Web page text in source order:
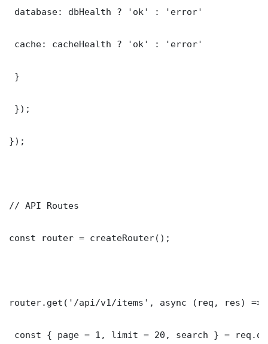
database: dbHealth ? 'ok' : 'error'
cache: cacheHealth ? 'ok' : 'error'
}
});
});
// API Routes
const router = createRouter();
router.get('/api/v1/items', async (req, res) =>
const { page = 1, limit = 20, search } =